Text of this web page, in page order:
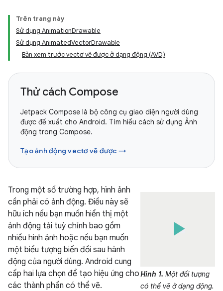
Trên trang này
Sử dụng AnimationDrawable
Sử dụng AnimatedVectorDrawable
Bản xem trước vectơ vẽ được ở dạng động (AVD)
Thử cách Compose
Jetpack Compose là bộ công cụ giao diện người dùng
được đề xuất cho Android. Tìm hiểu cách sử dụng Ảnh
động trong Compose.
Tạo ảnh động vectơ vẽ được →
Hình 1. Một đối tượng
có thể vẽ ở dạng động.
Trong một số trường hợp, hình ảnh
cần phải có ảnh động. Điều này sẽ
hữu ích nếu bạn muốn hiển thị một
ảnh động tải tuỳ chỉnh bao gồm
nhiều hình ảnh hoặc nếu bạn muốn
một biểu tượng biến đổi sau hành
động của người dùng. Android cung
cấp hai lựa chọn để tạo hiệu ứng cho
các thành phần có thể vẽ.